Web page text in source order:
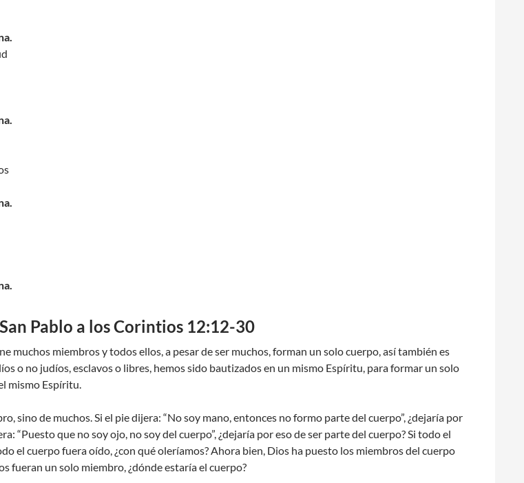
Pablo a los Corintios 12:12-30
muchos miembros y todos ellos, a pesar de ser muchos, forman un solo cuerpo, así también es
o no judíos, esclavos o libres, hemos sido bautizados en un mismo Espíritu, para formar un solo
mismo Espíritu.
sino de muchos. Si el pie dijera: “No soy mano, entonces no formo parte del cuerpo”, ¿dejaría por
“Puesto que no soy ojo, no soy del cuerpo”, ¿dejaría por eso de ser parte del cuerpo? Si todo el
el cuerpo fuera oído, ¿con qué oleríamos? Ahora bien, Dios ha puesto los miembros del cuerpo
fueran un solo miembro, ¿dónde estaría el cuerpo?